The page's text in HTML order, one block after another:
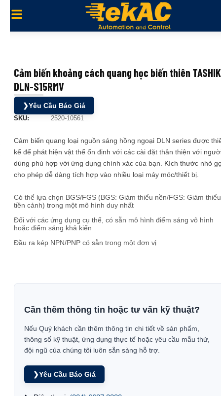
Cảm biến khoảng cách quang học biến thiên
DLN-S15RMV
❯Yêu Cầu Báo Giá
SKU: 2520-10561
Cảm biến quang loại nguồn sáng hồng ngoại DLN series được
kế để phát hiện vật thể ổn định với các cài đặt thân thiện với
dùng phù hợp với ứng dụng chính xác của bạn. Kích thước nhỏ
cho phép dễ dàng tích hợp vào nhiều loại máy móc/thiết bị.
Có thể lựa chọn BGS/FGS (BGS: Giảm thiểu nền/FGS: Giảm thiểu
tiền cảnh) trong một mô hình duy nhất
Đối với các ứng dụng cụ thể, có sẵn mô hình điểm sáng vô hình
hoặc điểm sáng khả kiến
Đầu ra kép NPN/PNP có sẵn trong một đơn vị
Cần thêm thông tin hoặc tư vấn kỹ thuật?
Nếu Quý khách cần thêm thông tin chi tiết về sản phẩm,
thông số kỹ thuật, ứng dụng thực tế hoặc yêu cầu mẫu thử,
đội ngũ của chúng tôi luôn sẵn sàng hỗ trợ.
❯Yêu Cầu Báo Giá